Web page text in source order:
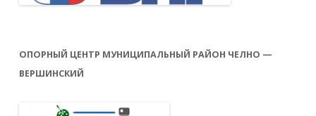
ОПОРНЫЙ ЦЕНТР МУНИЦИПАЛЬНЫЙ РАЙОН ЧЕЛНО —
ВЕРШИНСКИЙ